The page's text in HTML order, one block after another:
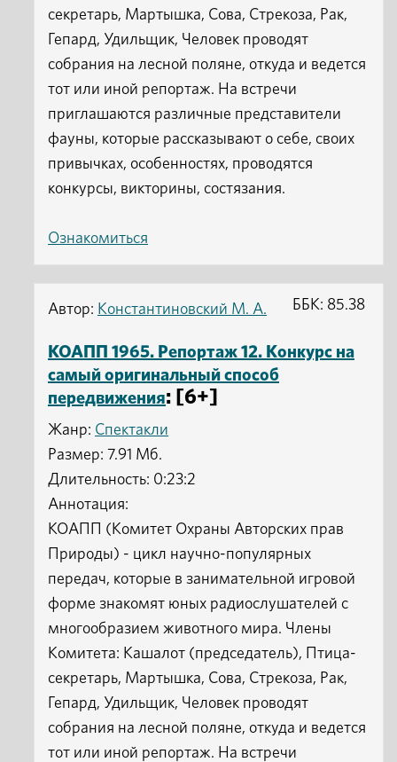
секретарь, Мартышка, Сова, Стрекоза, Рак,
Гепард, Удильщик, Человек проводят
собрания на лесной поляне, откуда и ведется
тот или иной репортаж. На встречи
приглашаются различные представители
фауны, которые рассказывают о себе, своих
привычках, особенностях, проводятся
конкурсы, викторины, состязания.
Ознакомиться
Автор: Константиновский М. А.
КОАПП 1965. Репортаж 12. Конкурс на
самый оригинальный способ
передвижения: [6+]
Жанр: Спектакли
ББК: 85.38
Размер: 7.91 Мб.
Длительность: 0:23:2
Аннотация:
КОАПП (Комитет Охраны Авторских прав
Природы) - цикл научно-популярных
передач, которые в занимательной игровой
форме знакомят юных радиослушателей с
многообразием животного мира. Члены
Комитета: Кашалот (председатель), Птица-
секретарь, Мартышка, Сова, Стрекоза, Рак,
Гепард, Удильщик, Человек проводят
собрания на лесной поляне, откуда и ведется
тот или иной репортаж. На встречи